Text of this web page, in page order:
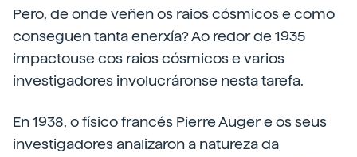
Pero, de onde veñen os raios cósmicos e como
conseguen tanta enerxía? Ao redor de 1935
impactouse cos raios cósmicos e varios
investigadores involucráronse nesta tarefa.
En 1938, o físico francés Pierre Auger e os seus
investigadores analizaron a natureza da